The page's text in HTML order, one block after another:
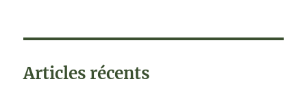
Articles récents